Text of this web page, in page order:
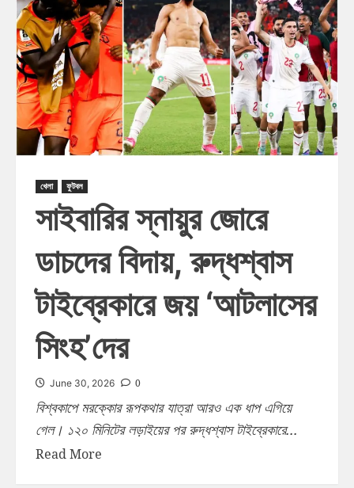
খেলা ফুটবল
সাইবারির স্নায়ুর জোরে
ডাচদের বিদায়, রুদ্ধশ্বাস
টাইব্রেকারে জয় ‘আটলাসের
সিংহ’দের
June 30, 2026 0
বিশ্বকাপে মরক্কোর রূপকথার যাত্রা আরও এক ধাপ এগিয়ে
গেল। ১২০ মিনিটের লড়াইয়ের পর রুদ্ধশ্বাস টাইব্রেকারে...
Read More